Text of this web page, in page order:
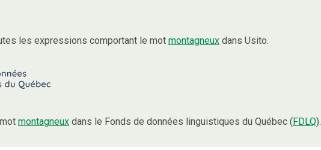
les expressions comportant le mot montagneux dans Usito.
montagneux dans le Fonds de données linguistiques du Québec (FDLQ).